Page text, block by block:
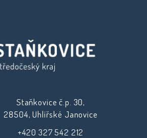
Staňkovice č.p. 30,
28504, Uhlířské Janovice
+420 327 542 212